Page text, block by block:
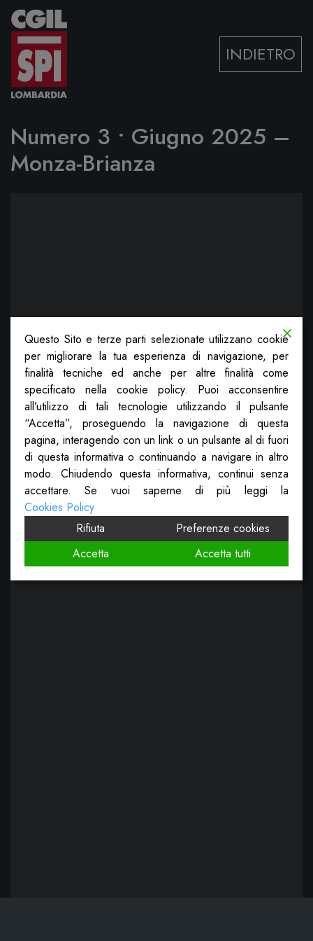
Vai al contenuto
INDIETRO
Numero 3 • Giugno 2025 –
Monza-Brianza
Questo Sito e terze parti selezionate utilizzano cookie
per migliorare la tua esperienza di navigazione, per
finalità tecniche ed anche per altre finalità come
specificato nella cookie policy. Puoi acconsentire
all’utilizzo di tali tecnologie utilizzando il pulsante
“Accetta”, proseguendo la navigazione di questa
pagina, interagendo con un link o un pulsante al di fuori
di questa informativa o continuando a navigare in altro
modo. Chiudendo questa informativa, continui senza
accettare. Se vuoi saperne di più leggi la
Cookies Policy
Rifiuta
Preferenze cookies
Accetta
Accetta tutti